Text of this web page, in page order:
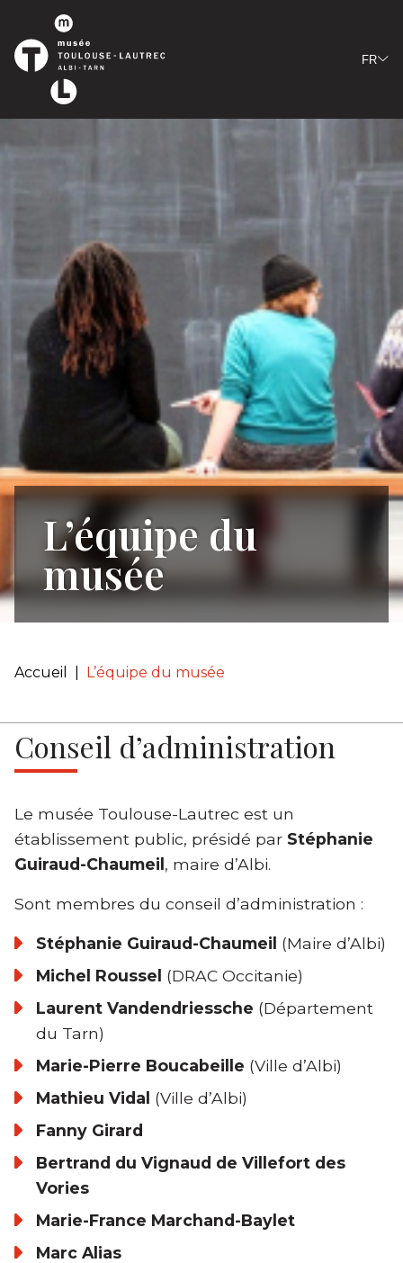
Panneau de gestion des cookies
FR
Accueil L’équipe du musée
L’équipe du
musée
Conseil d’administration
Le musée Toulouse-Lautrec est un
établissement public, présidé par Stéphanie
Guiraud-Chaumeil , maire d’Albi.
Sont membres du conseil d’administration :
Stéphanie Guiraud-Chaumeil (Maire d’Albi)
Michel Roussel (DRAC Occitanie)
Laurent Vandendriessche (Département
du Tarn)
Marie-Pierre Boucabeille (Ville d’Albi)
Mathieu Vidal (Ville d’Albi)
Fanny Girard
Bertrand du Vignaud de Villefort des
Vories
Marie-France Marchand-Baylet
Marc Alias